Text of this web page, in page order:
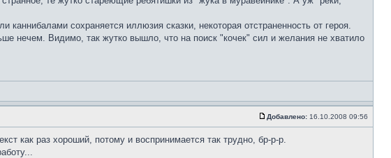
сохраняется иллюзия сказки, некоторая отстраненность от героя.
нечем. Видимо, так жутко вышло, что на поиск "кочек" сил и желания не хватило
Добавлено: 16.10.2008 09:56
как раз хороший, потому и воспринимается так трудно, бр-р-р.